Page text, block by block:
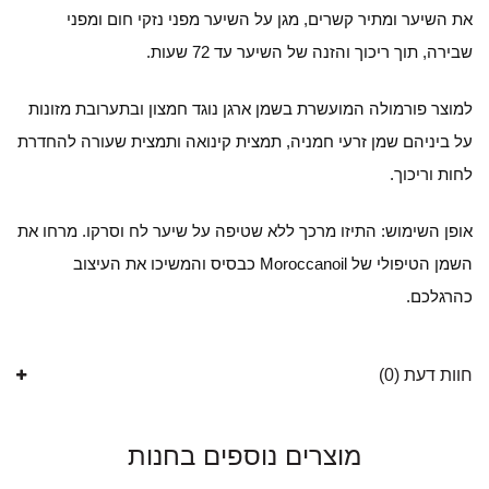
את השיער ומתיר קשרים, מגן על השיער מפני נזקי חום ומפני
שבירה, תוך ריכוך והזנה של השיער עד 72 שעות.
למוצר פורמולה המועשרת בשמן ארגן נוגד חמצון ובתערובת מזונות
על ביניהם שמן זרעי חמניה, תמצית קינואה ותמצית שעורה להחדרת
לחות וריכוך.
אופן השימוש: התיזו מרכך ללא שטיפה על שיער לח וסרקו. מרחו את
השמן הטיפולי של Moroccanoil כבסיס והמשיכו את העיצוב
כהרגלכם.
חוות דעת (0)
מוצרים נוספים בחנות